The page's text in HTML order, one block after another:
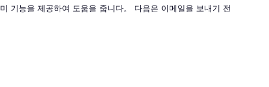
기능을 제공하여 도움을 줍니다。 다음은 이메일을 보내기 전